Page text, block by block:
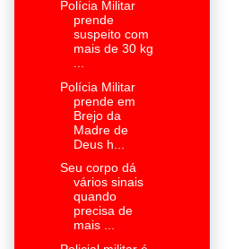
Polícia Militar
prende
suspeito com
mais de 30 kg
...
Polícia Militar
prende em
Brejo da
Madre de
Deus h...
Seu corpo dá
vários sinais
quando
precisa de
mais ...